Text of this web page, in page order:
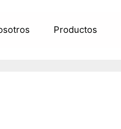
Productos